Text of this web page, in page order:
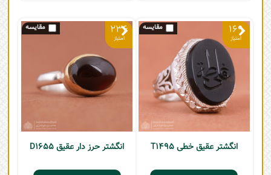
169
انگشتر عقیق خطی T1495
236
انگشتر حرز دار عقیق D1655